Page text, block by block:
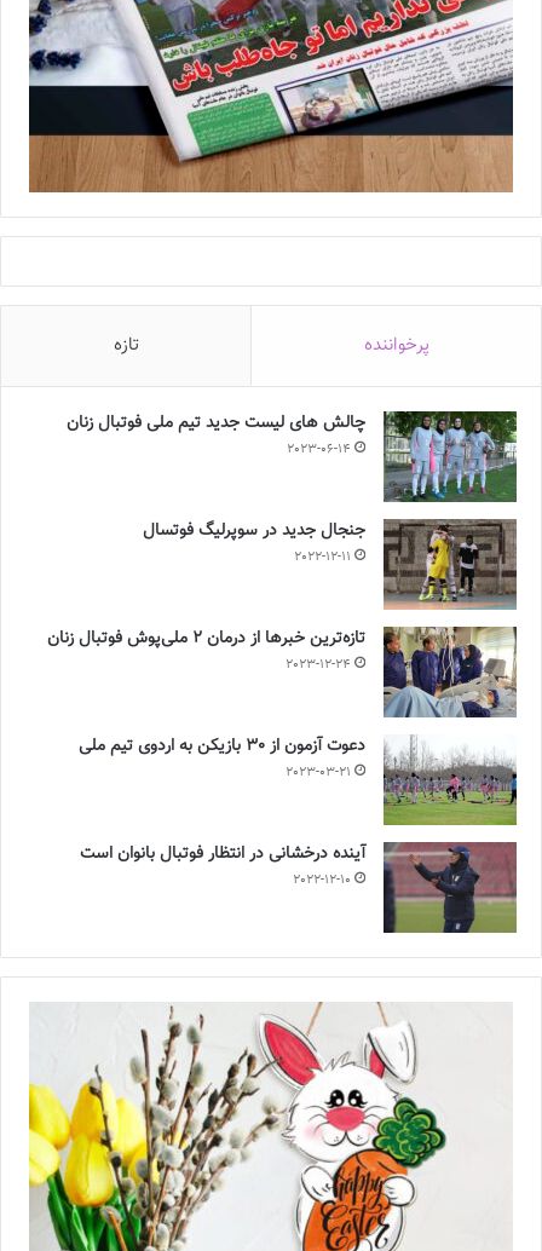
پرخواننده تازه
چالش هاى ليست جدید تيم ملى فوتبال زنان
2023-06-14
جنجال جدید در سوپرلیگ فوتسال
2022-12-11
تازه‌ترین خبرها از درمان ۲ ملی‌پوش فوتبال زنان
2023-12-24
دعوت آزمون از 30 بازیکن به اردوی تیم ملی
2023-03-21
آینده درخشانی در انتظار فوتبال بانوان است
2022-12-10